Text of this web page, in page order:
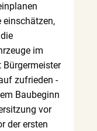
einschätzen,
im
zufrieden -
Baubeginn
vor
der ersten